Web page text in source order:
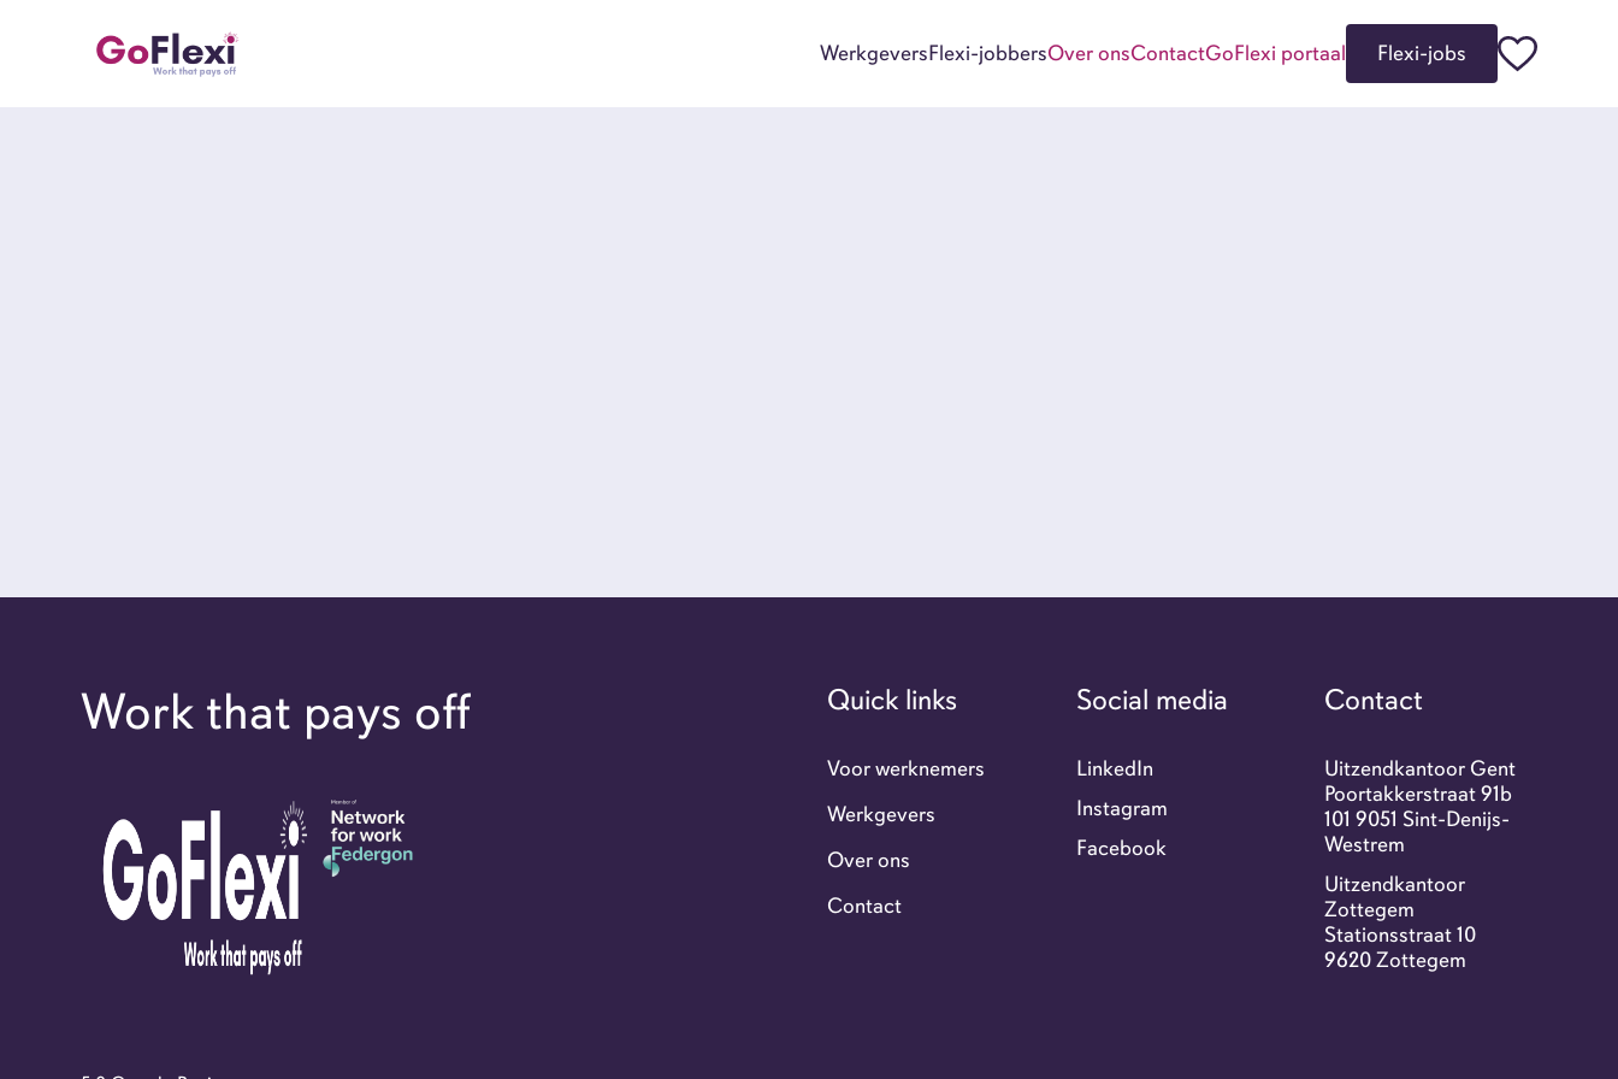
WerkgeversFlexi-jobbersOver onsContactGoFlexi portaal Flexi-jobs
GoFlexi portaal
Flexi-jobs
Work that pays off Quick links
Voor werknemers
Werkgevers
Over ons
Contact
Social media
LinkedIn
Instagram
Facebook
Contact
Uitzendkantoor Gent
Poortakkerstraat 91b
101 9051 Sint-Denijs-
Westrem
Uitzendkantoor
Zottegem
Stationsstraat 10
9620 Zottegem